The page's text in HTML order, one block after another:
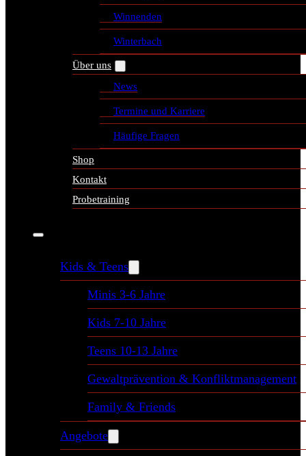
Winnenden
Winterbach
Über uns
News
Termine und Karriere
Häufige Fragen
Shop
Kontakt
Probetraining
Kids & Teens
Minis 3-6 Jahre
Kids 7-10 Jahre
Teens 10-13 Jahre
Gewaltprävention & Konfliktmanagement
Family & Friends
Angebote